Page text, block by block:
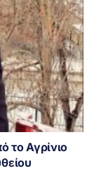
το Αγρίνιο